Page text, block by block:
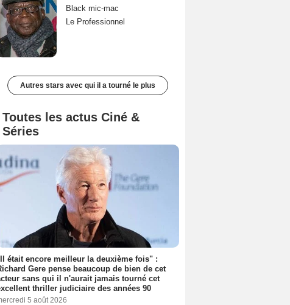
Black mic-mac
Le Professionnel
Autres stars avec qui il a tourné le plus
Toutes les actus Ciné &
Séries
était encore meilleur la deuxième fois" :
Gere pense beaucoup de bien de cet
sans qui il n'aurait jamais tourné cet
thriller judiciaire des années 90
5 août 2026